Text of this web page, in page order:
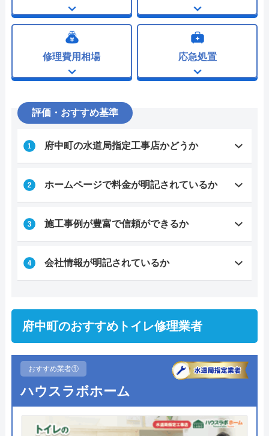
修理費用相場 応急処置
評価・おすすめ基準
府中町の水道局指定工事店かどうか
ホームページで料金が明記されているか
施工事例が豊富で信頼ができるか
会社情報が明記されているか
府中町のおすすめトイレ修理業者
おすすめ業者①
ハウスラボホーム